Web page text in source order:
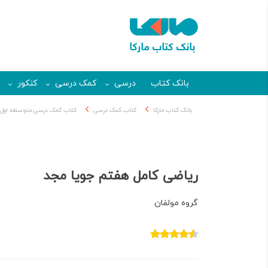
بانک کتاب درسی کمک درسی کنکور
بانک کتاب مارکا کتاب کمک درسی کتاب کمک درسی متوسطه اول
ریاضی کامل هفتم جویا مجد
گروه مولفان